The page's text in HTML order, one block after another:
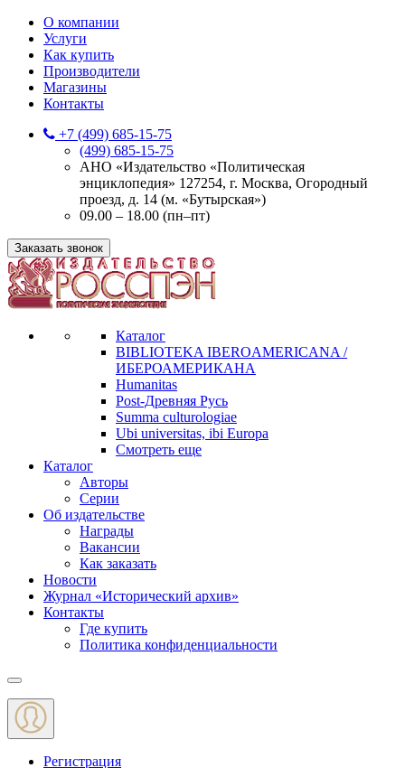
О компании
Услуги
Как купить
Производители
Магазины
Контакты
+7 (499) 685-15-75
(499) 685-15-75
АНО «Издательство «Политическая
энциклопедия» 127254, г. Москва, Огородный
проезд, д. 14 (м. «Бутырская»)
09.00 – 18.00 (пн–пт)
Заказать звонок
Каталог
BIBLIOTEKA IBEROAMERICANA /
ИБЕРОАМЕРИКАНА
Humanitas
Post-Древняя Русь
Summa culturologiae
Ubi universitas, ibi Europa
Смотреть еще
Каталог
Авторы
Серии
Об издательстве
Награды
Вакансии
Как заказать
Новости
Журнал «Исторический архив»‎
Контакты
Где купить
Политика конфиденциальности
Меню
Регистрация